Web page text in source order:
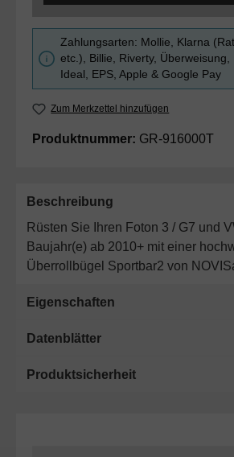
Zahlungsarten: Mollie, Klarna
etc.), Billie, Riverty, Überweisung,
Ideal, EPS, Apple & Google Pay
Zum Merkzettel hinzufügen
Produktnummer: GR-916000T
Beschreibung
Rüsten Sie Ihren Foton 3 / G7 und
Baujahr(e) ab 2010+ mit einer
Überrollbügel Sportbar2 von
Eigenschaften
Datenblätter
Produktsicherheit